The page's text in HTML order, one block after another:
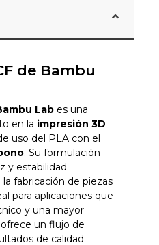
de Bambu
Lab es una
en la impresión 3D
uso del PLA con el
. Su formulación
y estabilidad
fabricación de piezas
para aplicaciones que
y una mayor
un flujo de
de calidad